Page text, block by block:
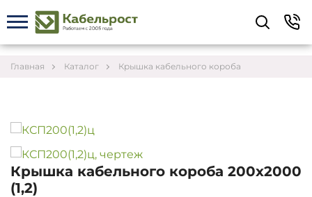
Главная Каталог Крышка кабельного короба
Крышка кабельного короба 200х2000
(1,2)
Укажите контакты для связи и требования к
заказу – предложим лучшие варианты по цене,
согласуем сроки и подберём доставку.